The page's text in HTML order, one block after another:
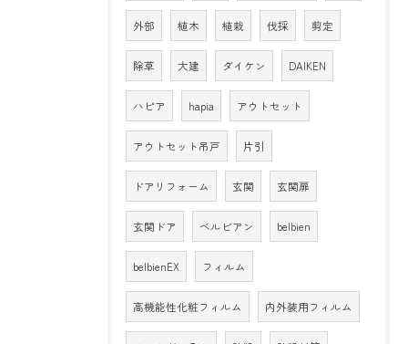
外部 植木 植栽 伐採 剪定
除草 大建 ダイケン DAIKEN
ハピア hapia アウトセット
アウトセット吊戸 片引
ドアリフォーム 玄関 玄関扉
玄関ドア ベルビアン belbien
belbienEX フィルム
高機能性化粧フィルム 内外装用フィルム